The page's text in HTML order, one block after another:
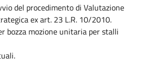
del procedimento di Valutazione
ex art. 23 L.R. 10/2010.
bozza mozione unitaria per stalli